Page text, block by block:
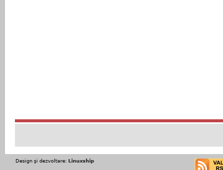
Design şi dezvoltare: Linuxship